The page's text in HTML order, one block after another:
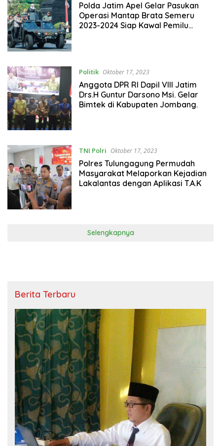
Polda Jatim Apel Gelar Pasukan
Operasi Mantap Brata Semeru
2023-2024 Siap Kawal Pemilu
Politik Oktober 17, 2023
Anggota DPR RI Dapil VIII Jatim
Drs.H Guntur Darsono Msi. Gelar
Bimtek di Kabupaten Jombang.
TNI Polri Oktober 17, 2023
Polres Tulungagung Permudah
Masyarakat Melaporkan Kejadian
Lakalantas dengan Aplikasi T.A.K
Selengkapnya
Berita Terbaru